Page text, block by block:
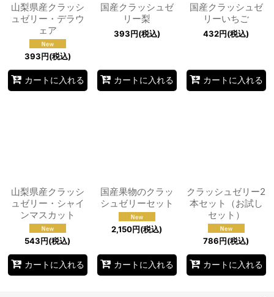
山梨県産クラッシ
ュゼリー・デラウ
ェア
393円(税込)
カートに入れる
国産クラッシュゼ
リー梨
393円(税込)
カートに入れる
国産クラッシュゼ
リーいちご
432円(税込)
カートに入れる
山梨県産クラッシ
ュゼリー・シャイ
ンマスカット
543円(税込)
カートに入れる
国産果物のクラッ
シュゼリーセット
2,150円(税込)
カートに入れる
クラッシュゼリー2
本セット（お試し
セット）
786円(税込)
カートに入れる